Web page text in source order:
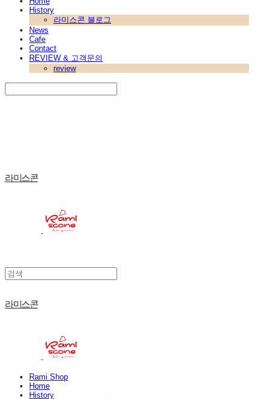
History
라미스콘 블로그
News
Cafe
Contact
REVIEW & 고객문의
review
라미스콘
라미스콘
Rami Shop
Home
History